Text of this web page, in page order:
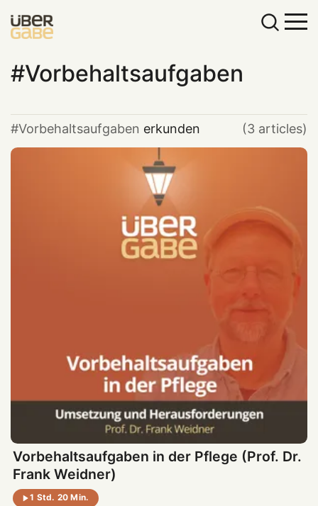
Vorbehaltsaufgaben
Vorbehaltsaufgaben erkunden (3 articles)
Vorbehaltsaufgaben in der Pflege (Prof. Dr.
Frank Weidner)
1 Std. 20 Min.